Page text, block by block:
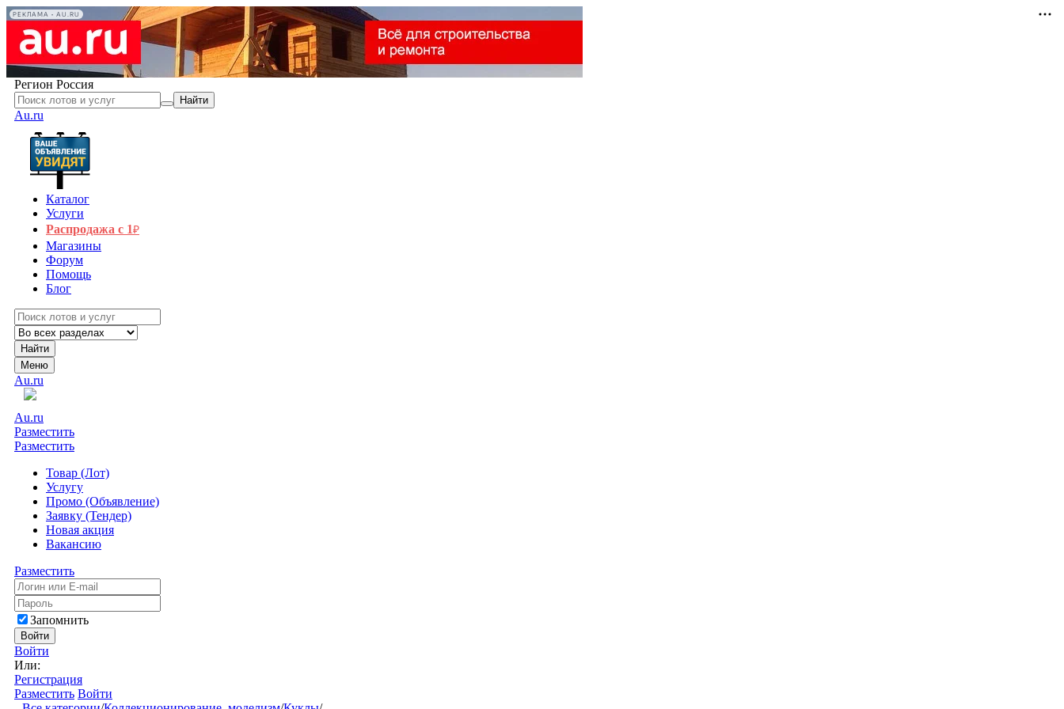
РЕКЛАМА • AU.RU
Регион Россия
Найти
Au.ru
Каталог
Услуги
Распродажа с 1₽
Магазины
Форум
Помощь
Блог
Найти
Меню
Au.ru
Au.ru
Разместить
Разместить
Товар (Лот)
Услугу
Промо (Объявление)
Заявку (Тендер)
Новая акция
Вакансию
Разместить
Запомнить
Войти
Войти
Или:
Регистрация
Разместить Войти